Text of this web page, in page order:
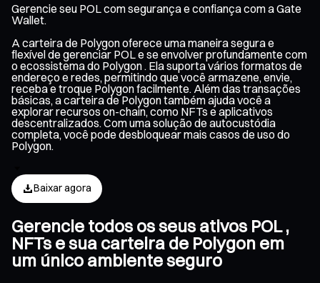
Gerencie seu POL com segurança e confiança com a Gate
Wallet.
A carteira de Polygon oferece uma maneira segura e
flexível de gerenciar POL e se envolver profundamente com
o ecossistema do Polygon . Ela suporta vários formatos de
endereço e redes, permitindo que você armazene, envie,
receba e troque Polygon facilmente. Além das transações
básicas, a carteira de Polygon também ajuda você a
explorar recursos on-chain, como NFTs e aplicativos
descentralizados. Com uma solução de autocustódia
completa, você pode desbloquear mais casos de uso do
Polygon.
Baixar agora
Gerencie todos os seus ativos POL ,
NFTs e sua carteira de Polygon em
um único ambiente seguro